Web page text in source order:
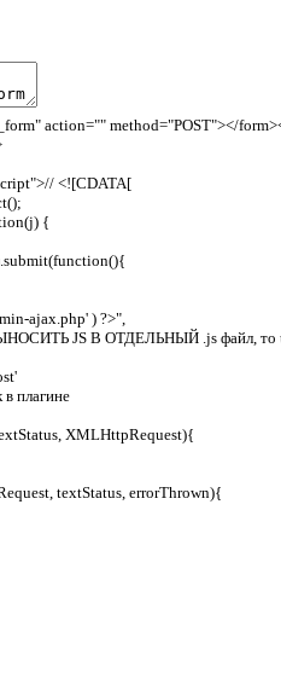
action="" method="POST"></form>
>// <![CDATA[
();
(j) {
.submit(function(){
ajax.php' ) ?>",
JS В ОТДЕЛЬНЫЙ .js файл, то
плагине
, XMLHttpRequest){
, textStatus, errorThrown){